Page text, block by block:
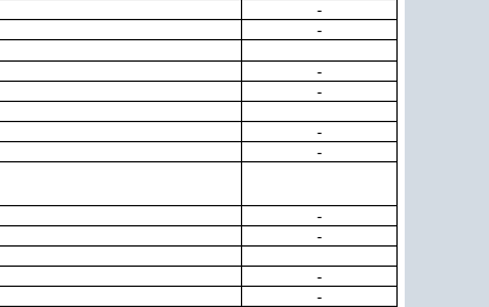
-
-
-
-
-
-
-
-
-
-